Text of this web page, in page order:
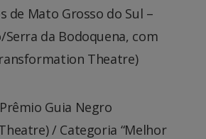
de Mato Grosso do Sul –
da Bodoquena, com
Theatre)
Guia Negro
/ Categoria “Melhor